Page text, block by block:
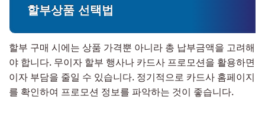
할부상품 선택법
할부 구매 시에는 상품 가격뿐 아니라 총 납부금액을 고려해
야 합니다. 무이자 할부 행사나 카드사 프로모션을 활용하면
이자 부담을 줄일 수 있습니다. 정기적으로 카드사 홈페이지
를 확인하여 프로모션 정보를 파악하는 것이 좋습니다.